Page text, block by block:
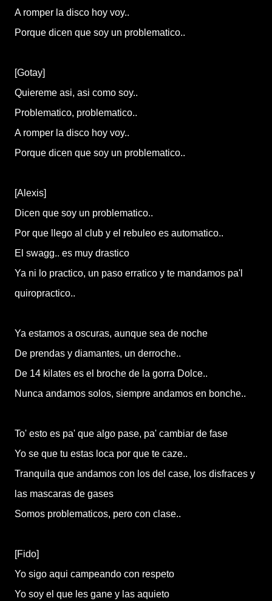
A romper la disco hoy voy..
Porque dicen que soy un problematico..
[Gotay]
Quiereme asi, asi como soy..
Problematico, problematico..
A romper la disco hoy voy..
Porque dicen que soy un problematico..
[Alexis]
Dicen que soy un problematico..
Por que llego al club y el rebuleo es automatico..
El swagg.. es muy drastico
Ya ni lo practico, un paso erratico y te mandamos pa'l
quiropractico..
Ya estamos a oscuras, aunque sea de noche
De prendas y diamantes, un derroche..
De 14 kilates es el broche de la gorra Dolce..
Nunca andamos solos, siempre andamos en bonche..
To' esto es pa' que algo pase, pa' cambiar de fase
Yo se que tu estas loca por que te caze..
Tranquila que andamos con los del case, los disfraces y
las mascaras de gases
Somos problematicos, pero con clase..
[Fido]
Yo sigo aqui campeando con respeto
Yo soy el que les gane y las aquieto